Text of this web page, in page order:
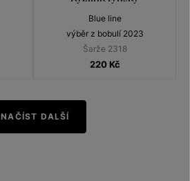
Blue line
výběr z bobulí 2023
Šarže 2318
220 Kč
NAČÍST DALŠÍ